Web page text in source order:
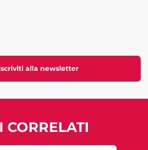
alla newsletter
CORRELATI